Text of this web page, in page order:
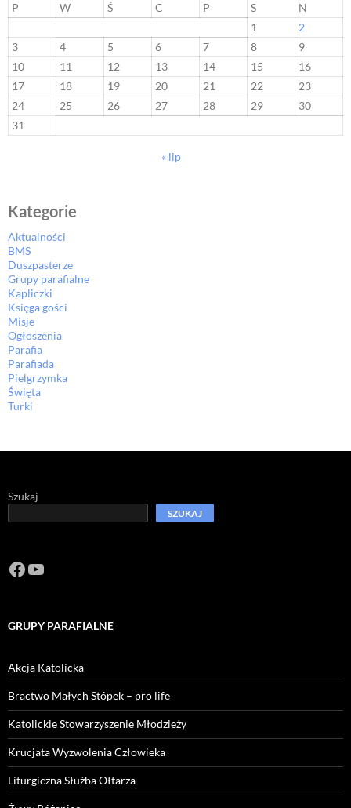
P
W Ś C P S
N
1
2
3
4 5 6 7 8
9
10
11 12 13 14 15
16
17
18 19 20 21 22
23
24
25 26 27 28 29
30
31
« lip
Kategorie
Aktualności
BMS
Duszpasterze
Grupy parafialne
Kapliczki
Księga gości
Misje
Ogłoszenia
Parafia
Parafiada
Pielgrzymka
Święta
Turki
Szukaj
SZUKAJ
Facebook
https://www.youtube.com/channel/
GRUPY PARAFIALNE
Akcja Katolicka
Bractwo Małych Stópek – pro life
Katolickie Stowarzyszenie Młodzieży
Krucjata Wyzwolenia Człowieka
Liturgiczna Służba Ołtarza